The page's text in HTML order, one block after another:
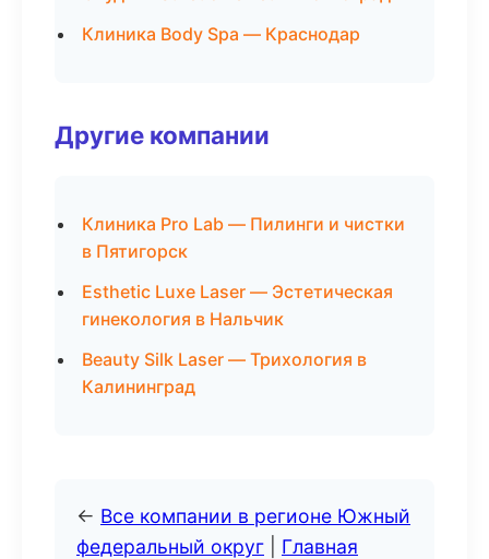
Клиника Body Spa — Краснодар
Другие компании
Клиника Pro Lab — Пилинги и чистки
в Пятигорск
Esthetic Luxe Laser — Эстетическая
гинекология в Нальчик
Beauty Silk Laser — Трихология в
Калининград
← Все компании в регионе Южный
федеральный округ
Главная